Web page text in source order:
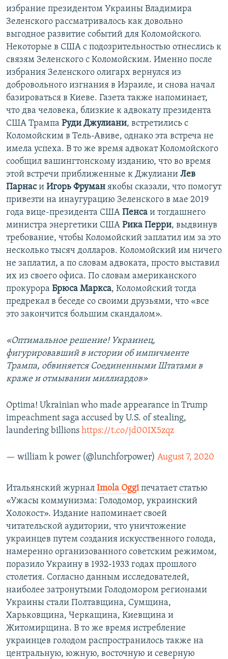
избрание президентом Украины Владимира
Зеленского рассматривалось как довольно
выгодное развитие событий для Коломойского.
Некоторые в США с подозрительностью отнеслись к
связям Зеленского с Коломойским. Именно после
избрания Зеленского олигарх вернулся из
добровольного изгнания в Израиле, и снова начал
базироваться в Киеве. Газета также напоминает,
что два человека, близкие к адвокату президента
США Трампа Руди Джулиани, встретились с
Коломойским в Тель-Авиве, однако эта встреча не
имела успеха. В то же время адвокат Коломойского
сообщил вашингтонскому изданию, что во время
этой встречи приближенные к Джулиани Лев
Парнаси Игорь Фруман якобы сказали, что помогут
привезти на инаугурацию Зеленского в мае 2019
года вице-президента США Пенса и тогдашнего
министра энергетики США Рика Перри, выдвинув
требование, чтобы Коломойский заплатил им за это
несколько тысяч долларов. Коломойский им ничего
не заплатил, а по словам адвоката, просто выставил
их из своего офиса. По словам американского
прокурора Брюса Маркса, Коломойский тогда
предрекал в беседе со своими друзьями, что «все
это закончится большим скандалом».
«Оптимальное решение! Украинец,
фигурировавший в истории об импичменте
Трампа, обвиняется Соединенными Штатами в
краже и отмывании миллиардов»
Optima! Ukrainian who made appearance in Trump
impeachment saga accused by U.S. of stealing,
laundering billions https://t.co/jd00IX5zqz
— william k power (@lunchforpower) August 7, 2020
Итальянский журнал Imola Oggiпечатает статью
«Ужасы коммунизма: Голодомор, украинский
Холокост». Издание напоминает своей
читательской аудитории, что уничтожение
украинцев путем создания искусственного голода,
намеренно организованного советским режимом,
поразило Украину в 1932-1933 годах прошлого
столетия. Согласно данным исследователей,
наиболее затронутыми Голодомором регионами
Украины стали Полтавщина, Сумщина,
Харьковщина, Черкащина, Киевщина и
Житомирщина. В то же время истребление
украинцев голодом распространилось также на
центральную, южную, восточную и северную